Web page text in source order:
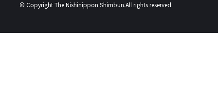
© Copyright The Nishinippon Shimbun.All rights reserved.